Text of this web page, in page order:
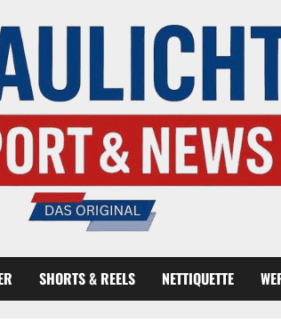
SHORTS & REELS NETTIQUETTE